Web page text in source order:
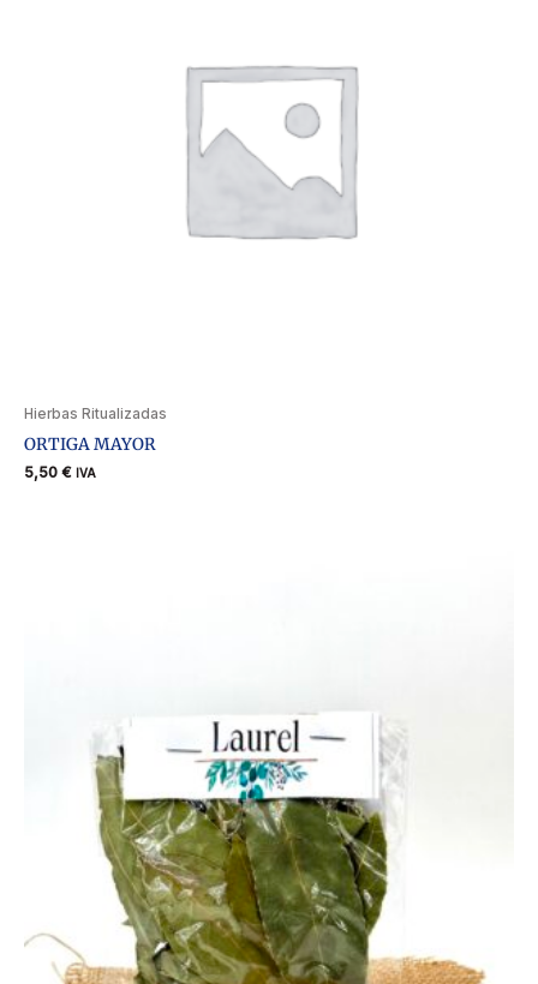
Hierbas Ritualizadas
ORTIGA MAYOR
5,50 € IVA